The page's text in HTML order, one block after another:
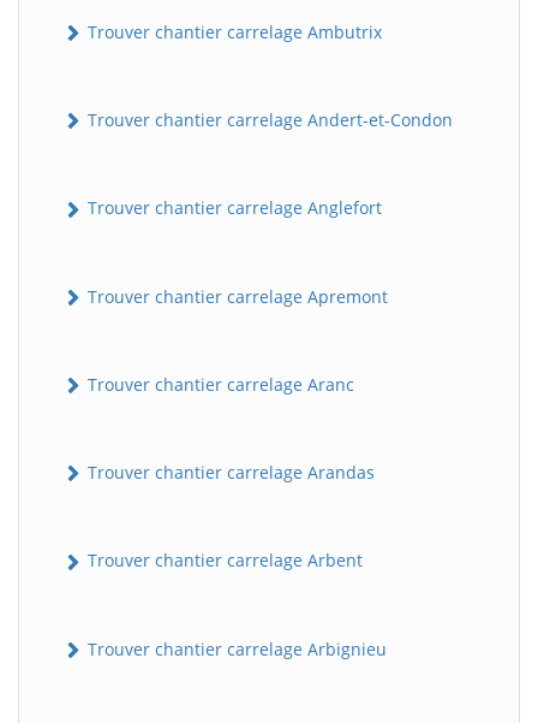
Trouver chantier carrelage Ambutrix
Trouver chantier carrelage Andert-et-Condon
Trouver chantier carrelage Anglefort
Trouver chantier carrelage Apremont
Trouver chantier carrelage Aranc
Trouver chantier carrelage Arandas
Trouver chantier carrelage Arbent
Trouver chantier carrelage Arbignieu